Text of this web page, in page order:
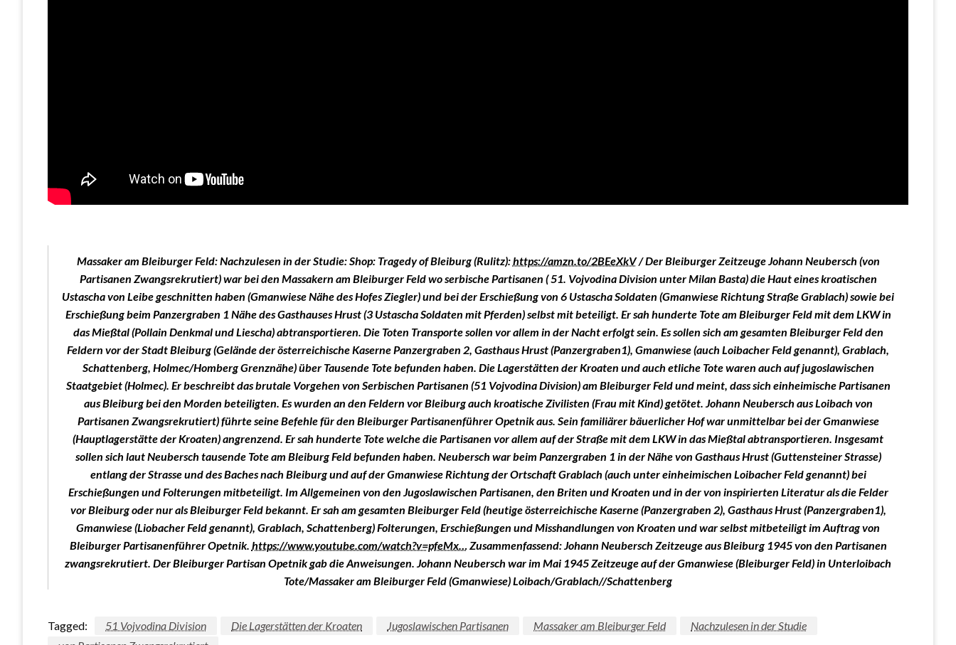
Massaker am Bleiburger Feld: Nachzulesen in der Studie: Shop: Tragedy of Bleiburg (Rulitz):https://amzn.to/2BEeXkV/ Der Bleiburger Zeitzeuge Johann Neubersch (von
Partisanen Zwangsrekrutiert) war bei den Massakern am Bleiburger Feld wo serbische Partisanen ( 51. Vojvodina Division unter Milan Basta) die Haut eines kroatischen
Ustascha von Leibe geschnitten haben (Gmanwiese Nähe des Hofes Ziegler) und bei der Erschießung von 6 Ustascha Soldaten (Gmanwiese Richtung Straße Grablach) sowie bei
Erschießung beim Panzergraben 1 Nähe des Gasthauses Hrust (3 Ustascha Soldaten mit Pferden) selbst mit beteiligt. Er sah hunderte Tote am Bleiburger Feld mit dem LKW in
das Mießtal (Pollain Denkmal und Liescha) abtransportieren. Die Toten Transporte sollen vor allem in der Nacht erfolgt sein. Es sollen sich am gesamten Bleiburger Feld den
Feldern vor der Stadt Bleiburg (Gelände der österreichische Kaserne Panzergraben 2, Gasthaus Hrust (Panzergraben1), Gmanwiese (auch Loibacher Feld genannt), Grablach,
Schattenberg, Holmec/Homberg Grenznähe) über Tausende Tote befunden haben. Die Lagerstätten der Kroaten und auch etliche Tote waren auch auf jugoslawischen
Staatgebiet (Holmec). Er beschreibt das brutale Vorgehen von Serbischen Partisanen (51 Vojvodina Division) am Bleiburger Feld und meint, dass sich einheimische Partisanen
aus Bleiburg bei den Morden beteiligten. Es wurden an den Feldern vor Bleiburg auch kroatische Zivilisten (Frau mit Kind) getötet. Johann Neubersch aus Loibach von
Partisanen Zwangsrekrutiert) führte seine Befehle für den Bleiburger Partisanenführer Opetnik aus. Sein familiärer bäuerlicher Hof war unmittelbar bei der Gmanwiese
(Hauptlagerstätte der Kroaten) angrenzend. Er sah hunderte Tote welche die Partisanen vor allem auf der Straße mit dem LKW in das Mießtal abtransportieren. Insgesamt
sollen sich laut Neubersch tausende Tote am Bleiburg Feld befunden haben. Neubersch war beim Panzergraben 1 in der Nähe von Gasthaus Hrust (Guttensteiner Strasse)
entlang der Strasse und des Baches nach Bleiburg und auf der Gmanwiese Richtung der Ortschaft Grablach (auch unter einheimischen Loibacher Feld genannt) bei
Erschießungen und Folterungen mitbeteiligt. Im Allgemeinen von den Jugoslawischen Partisanen, den Briten und Kroaten und in der von inspirierten Literatur als die Felder
vor Bleiburg oder nur als Bleiburger Feld bekannt. Er sah am gesamten Bleiburger Feld (heutige österreichische Kaserne (Panzergraben 2), Gasthaus Hrust (Panzergraben1),
Gmanwiese (Liobacher Feld genannt), Grablach, Schattenberg) Folterungen, Erschießungen und Misshandlungen von Kroaten und war selbst mitbeteiligt im Auftrag von
Bleiburger Partisanenführer Opetnik. https://www.youtube.com/watch?v=pfeMx…
Zusammenfassend: Johann Neubersch Zeitzeuge aus Bleiburg 1945 von den Partisanen
zwangsrekrutiert. Der Bleiburger Partisan Opetnik gab die Anweisungen. Johann Neubersch war im Mai 1945 Zeitzeuge auf der Gmanwiese (Bleiburger Feld) in Unterloibach
Tote/Massaker am Bleiburger Feld (Gmanwiese) Loibach/Grablach//Schattenberg
Tagged: 51 Vojvodina Division Die Lagerstätten der Kroaten Jugoslawischen Partisanen Massaker am Bleiburger Feld
Nachzulesen in der Studie